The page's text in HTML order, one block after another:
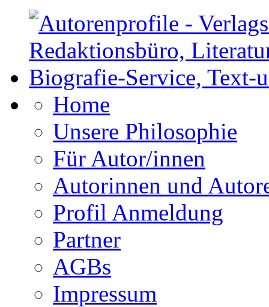
Home
Unsere Philosophie
Für Autor/innen
Autorinnen und
Profil Anmeldung
Partner
AGBs
Impressum